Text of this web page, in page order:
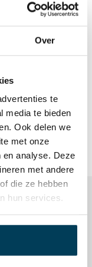
Over
te
media te bieden
Ook delen we
met onze
analyse. Deze
met andere
die ze hebben
hun services.
220,
140×210-